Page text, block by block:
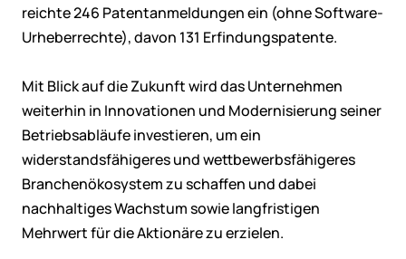
reichte 246 Patentanmeldungen ein (ohne Software-
Urheberrechte), davon 131 Erfindungspatente.
Mit Blick auf die Zukunft wird das Unternehmen
weiterhin in Innovationen und Modernisierung seiner
Betriebsabläufe investieren, um ein
widerstandsfähigeres und wettbewerbsfähigeres
Branchenökosystem zu schaffen und dabei
nachhaltiges Wachstum sowie langfristigen
Mehrwert für die Aktionäre zu erzielen.